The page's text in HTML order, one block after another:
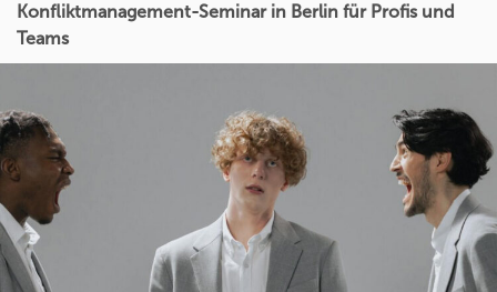
Konfliktmanagement-Seminar in Berlin für Profis und
Teams